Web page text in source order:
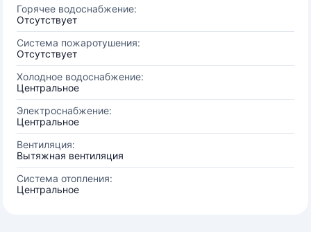
Горячее водоснабжение:
Отсутствует
Система пожаротушения:
Отсутствует
Холодное водоснабжение:
Центральное
Электроснабжение:
Центральное
Вентиляция:
Вытяжная вентиляция
Система отопления:
Центральное